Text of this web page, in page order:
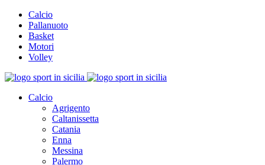
Calcio
Pallanuoto
Basket
Motori
Volley
Calcio
Agrigento
Caltanissetta
Catania
Enna
Messina
Palermo